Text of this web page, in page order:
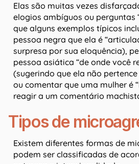
Elas são muitas vezes
elogios ambíguos ou perguntas
que alguns exemplos típicos
pessoa negra que ela é
surpresa por sua eloquência),
pessoa asiática “de onde você
(sugerindo que ela não
ou comentar que uma mulher é
reagir a um comentário
Tipos de
Existem diferentes formas de
podem ser classificadas de